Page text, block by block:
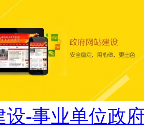
设-事业单位政